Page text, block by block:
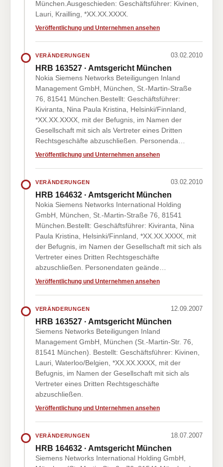
München.Ausgeschieden: Geschäftsführer: Kivinen,
Lauri, Krailling, *XX.XX.XXXX.
Veröffentlichung und Unternehmen ansehen
VERÄNDERUNGEN 03.02.2010
HRB 163527 · Amtsgericht München
Nokia Siemens Networks Beteiligungen Inland
Management GmbH, München, St.-Martin-Straße
76, 81541 München.Bestellt: Geschäftsführer:
Kiviranta, Nina Paula Kristina, Helsinki/Finnland,
*XX.XX.XXXX, mit der Befugnis, im Namen der
Gesellschaft mit sich als Vertreter eines Dritten
Rechtsgeschäfte abzuschließen. Personenda…
Veröffentlichung und Unternehmen ansehen
VERÄNDERUNGEN 03.02.2010
HRB 164632 · Amtsgericht München
Nokia Siemens Networks International Holding
GmbH, München, St.-Martin-Straße 76, 81541
München.Bestellt: Geschäftsführer: Kiviranta, Nina
Paula Kristina, Helsinki/Finnland, *XX.XX.XXXX, mit
der Befugnis, im Namen der Gesellschaft mit sich als
Vertreter eines Dritten Rechtsgeschäfte
abzuschließen. Personendaten geände…
Veröffentlichung und Unternehmen ansehen
VERÄNDERUNGEN 12.09.2007
HRB 163527 · Amtsgericht München
Siemens Networks Beteiligungen Inland
Management GmbH, München (St.-Martin-Str. 76,
81541 München). Bestellt: Geschäftsführer: Kivinen,
Lauri, Waterloo/Belgien, *XX.XX.XXXX, mit der
Befugnis, im Namen der Gesellschaft mit sich als
Vertreter eines Dritten Rechtsgeschäfte
abzuschließen.
Veröffentlichung und Unternehmen ansehen
VERÄNDERUNGEN 18.07.2007
HRB 164632 · Amtsgericht München
Siemens Networks International Holding GmbH,